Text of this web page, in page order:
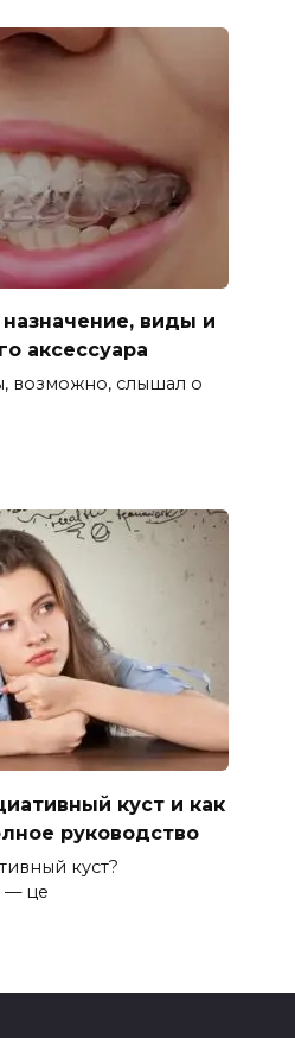
назначение, виды и
аксессуара
возможно, слышал о
куст и как
руководство
куст?
— це